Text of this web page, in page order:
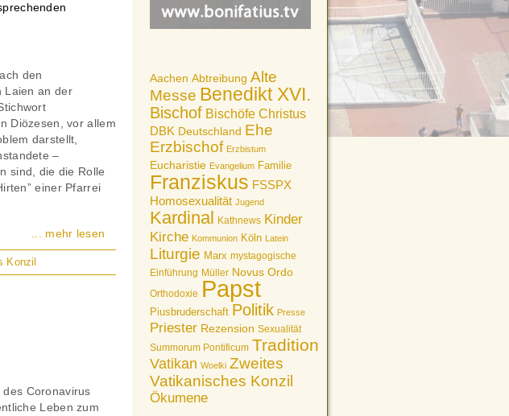
Aachen Abtreibung Alte
Messe Benedikt XVI.
Bischof Bischöfe Christus
DBK Deutschland Ehe
Erzbischof Erzbistum
Eucharistie Evangelium Familie
Franziskus FSSPX
Homosexualität Jugend
Kardinal Kathnews Kinder
Kirche Kommunion Köln Latein
Liturgie Marx mystagogische
Einführung Müller Novus Ordo
Orthodoxie Papst
Piusbruderschaft Politik Presse
Priester Rezension Sexualität
Summorum Pontificum Tradition
Vatikan Woelki Zweites
Vatikanisches Konzil
Ökumene
den
Laien an der
Diözesen, vor allem
darstellt,
–
sind, die die Rolle
einer Pfarrei
... mehr lesen
Konzil
Coronavirus
Leben zum